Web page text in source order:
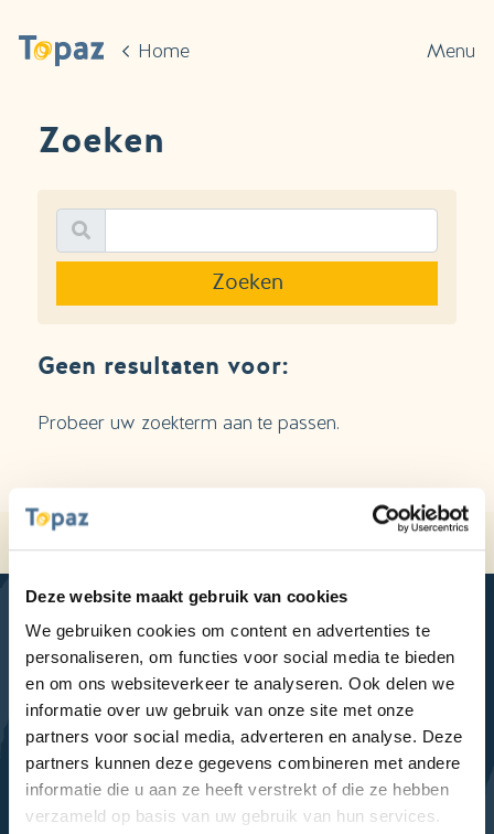
Deze website maakt gebruik van cookies
We gebruiken cookies om content en advertenties te
personaliseren, om functies voor social media te bieden
en om ons websiteverkeer te analyseren. Ook delen we
informatie over uw gebruik van onze site met onze
partners voor social media, adverteren en analyse. Deze
partners kunnen deze gegevens combineren met andere
informatie die u aan ze heeft verstrekt of die ze hebben
verzameld op basis van uw gebruik van hun services.
Home
Menu
Zoeken
Zoeken
Geen resultaten voor:
Probeer uw zoekterm aan te passen.
LinkedIn
Facebook
YouTube
Instagram
Locaties
Sla Locaties-links over
Topaz Foreschate